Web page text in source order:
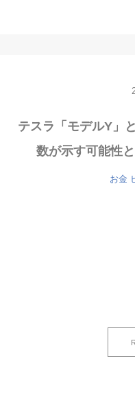
テスラ「モデルY」
数が示す可能性
お金